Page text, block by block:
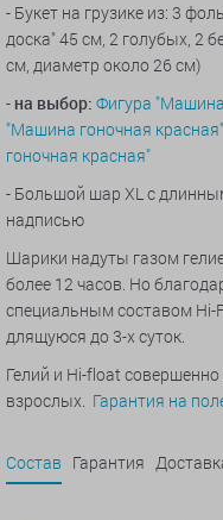
- Букет на грузике из: 3
доска" 45 см, 2 голубых, 2
см, диаметр около 26 см)
- на выбор: Фигура
"Машина гоночная красная"
гоночная красная"
- Большой шар XL с
надписью
Шарики надуты газом
более 12 часов. Но
специальным составом
длящуюся до 3-х суток.
Гелий и Hi-float
взрослых. Гарантия на
Состав Гарантия